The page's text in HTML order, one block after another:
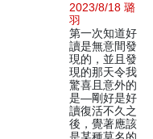
2023/8/18 璐
羽
第一次知道好
讀是無意間發
現的，並且發
現的那天令我
驚喜且意外的
是—剛好是好
讀復活不久之
後，覺著應該